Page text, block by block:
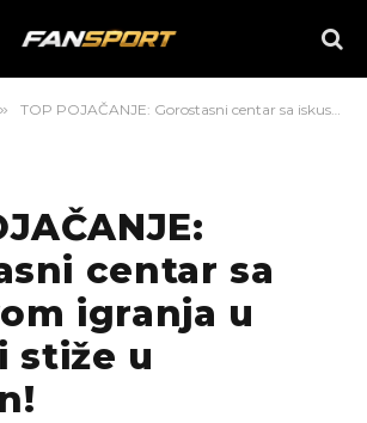
» TOP POJAČANJE: Gorostasni centar sa iskustvom igranja u Evroligi stiže u Partizan!
centar sa
igranja u
stiže u